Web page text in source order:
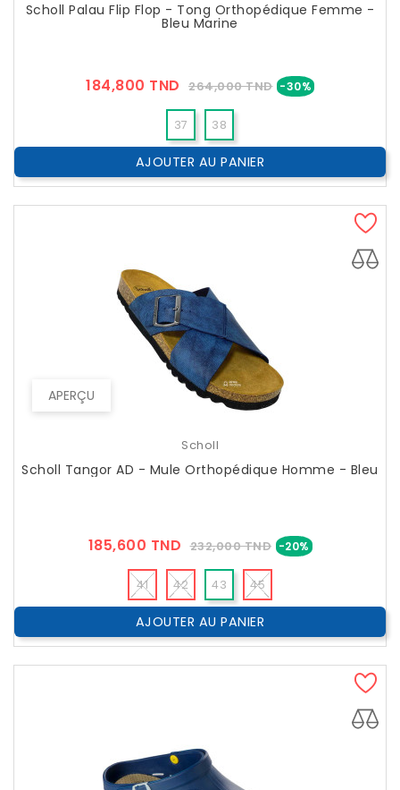
Scholl Palau Flip Flop - Tong Orthopédique Femme -
Bleu Marine
184,800 TND Prix
Public
264,000 TND -30%Prix
37 38
AJOUTER AU PANIER
APERÇU
Scholl
Scholl Tangor AD - Mule Orthopédique Homme - Bleu
185,600 TND Prix
Public
232,000 TND -20% Prix
41 42 43 45
AJOUTER AU PANIER